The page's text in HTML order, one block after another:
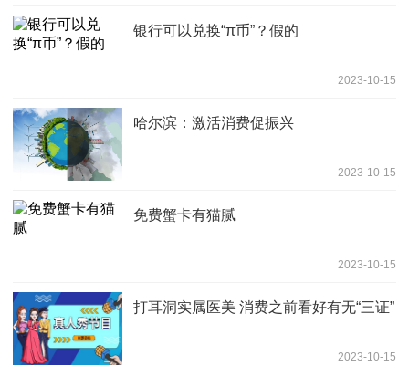
银行可以兑换“π币”？假的
2023-10-15
哈尔滨：激活消费促振兴
2023-10-15
免费蟹卡有猫腻
2023-10-15
打耳洞实属医美 消费之前看好有无“三证”
2023-10-15